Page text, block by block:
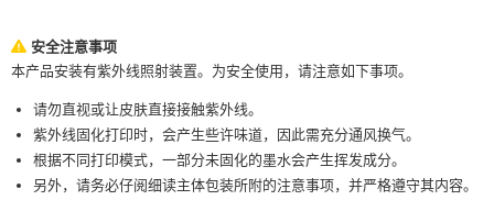
安全注意事项
本产品安装有紫外线照射装置。为安全使用，请注意如下事项。
请勿直视或让皮肤直接接触紫外线。
紫外线固化打印时，会产生些许味道，因此需充分通风换气。
根据不同打印模式，一部分未固化的墨水会产生挥发成分。
另外，请务必仔阅细读主体包装所附的注意事项，并严格遵守其内容。